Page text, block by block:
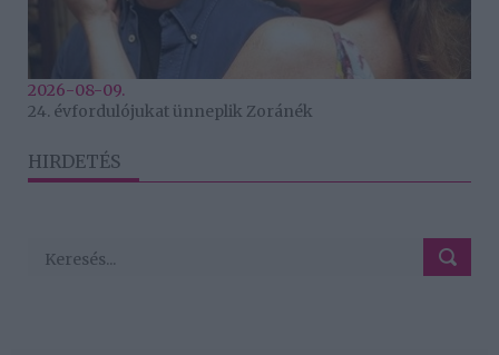
2026-08-09.
24. évfordulójukat ünneplik Zoránék
HIRDETÉS